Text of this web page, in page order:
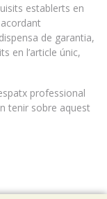
establerts en
de garantia,
en l’article únic,
professional
tenir sobre aquest